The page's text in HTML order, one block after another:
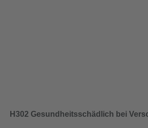
H302 Gesundheitsschädlich bei